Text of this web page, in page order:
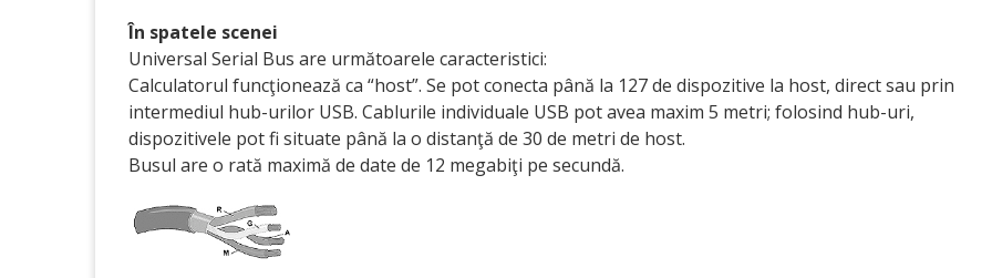
În spatele scenei
Universal Serial Bus are următoarele caracteristici:
Calculatorul funcţionează ca “host”. Se pot conecta până la 127 de dispozitive la host, direct sau prin
intermediul hub-urilor USB. Cablurile individuale USB pot avea maxim 5 metri; folosind hub-uri,
dispozitivele pot fi situate până la o distanţă de 30 de metri de host.
Busul are o rată maximă de date de 12 megabiţi pe secundă.